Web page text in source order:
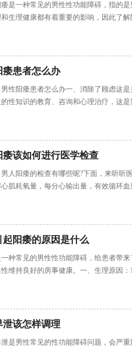
痿是一种常见的男性性功能障碍，指的
生理健康都有着重要的影响，因此了
痿患者怎么办
男性阳痿患者怎么办一、消除了顾虑这
性知识的教育、咨询和心理治疗，这
痿该如何进行医学检查
人阳痿的检查有哪些呢?下面，来听听
肌耗氧量，每分心输出量，有效循环
起阳痿的原因是什么
一种常见的男性性功能障碍，给患者带
维持良好的房事健康。一、生理原因
泄该怎样调理
泄是男性常见的性功能障碍问题，会严